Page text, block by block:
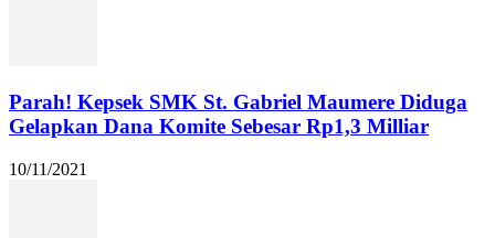
Parah! Kepsek SMK St. Gabriel Maumere Diduga
Gelapkan Dana Komite Sebesar Rp1,3 Milliar
10/11/2021